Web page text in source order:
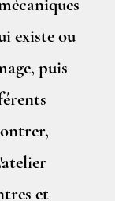
existe ou
puis
et